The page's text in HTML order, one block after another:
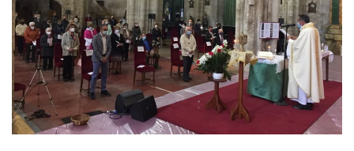
Ver imagen